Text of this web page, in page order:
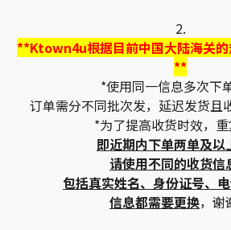
2.
**Ktown4u根据目前中国大陆海关的
**
*使用同一信息多次下
订单需分不同批次发，延迟发货且
*为了提高收货时效，重
即近期内下单两单及以
请使用不同的收货信
包括真实姓名、身份证号、
信息都需要更换，谢